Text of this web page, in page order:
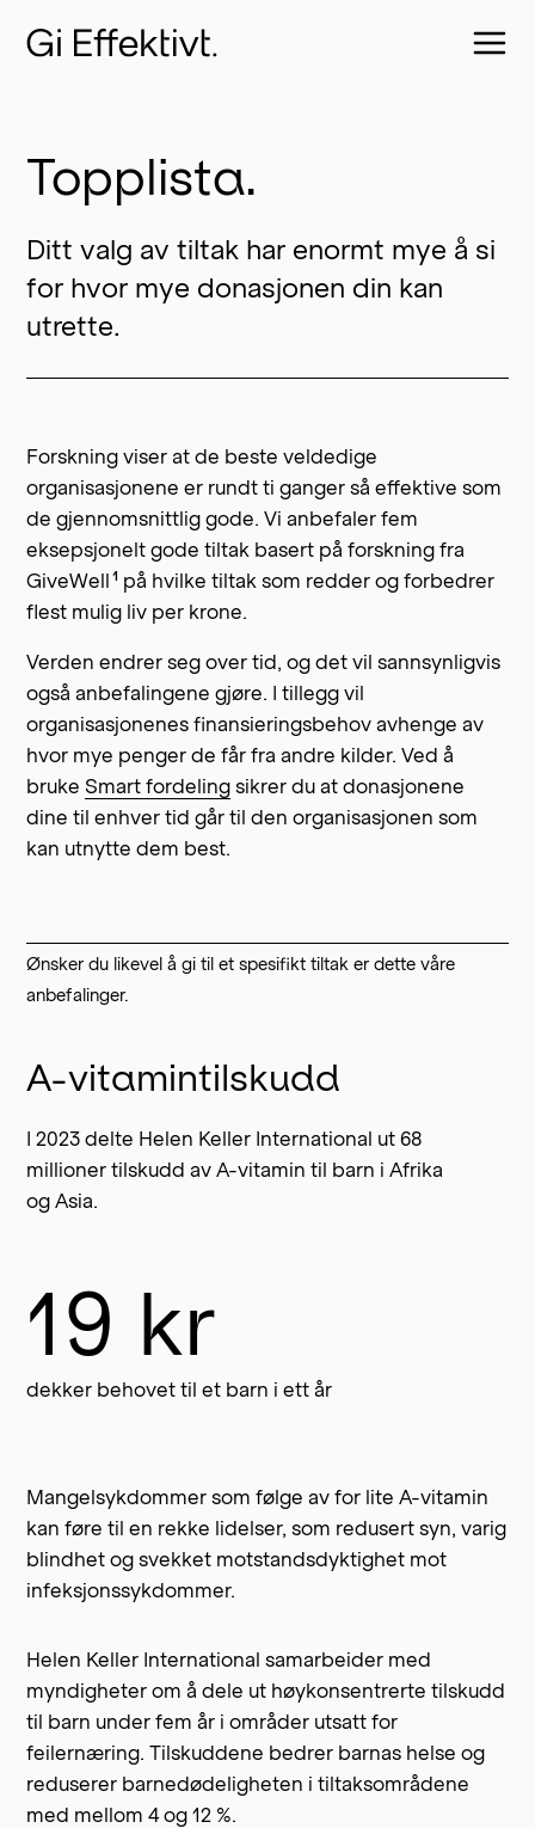
Topplista.
Ditt valg av tiltak har enormt mye å si
for hvor mye donasjonen din kan
utrette.
Forskning viser at de beste veldedige
organisasjonene er rundt ti ganger så effektive som
de gjennomsnittlig gode. Vi anbefaler fem
eksepsjonelt gode tiltak basert på forskning fra
GiveWell 1 på hvilke tiltak som redder og forbedrer
flest mulig liv per krone.
Verden endrer seg over tid, og det vil sannsynligvis
også anbefalingene gjøre. I tillegg vil
organisasjonenes finansieringsbehov avhenge av
hvor mye penger de får fra andre kilder. Ved å
bruke Smart fordeling sikrer du at donasjonene
dine til enhver tid går til den organisasjonen som
kan utnytte dem best.
Ønsker du likevel å gi til et spesifikt tiltak er dette våre
anbefalinger.
A-vitamintilskudd
I 2023 delte Helen Keller International ut 68
millioner tilskudd av A-vitamin til barn i Afrika
og Asia.
19 kr
dekker behovet til et barn i ett år
Mangelsykdommer som følge av for lite A-vitamin
kan føre til en rekke lidelser, som redusert syn, varig
blindhet og svekket motstandsdyktighet mot
infeksjonssykdommer.
Helen Keller International samarbeider med
myndigheter om å dele ut høykonsentrerte tilskudd
til barn under fem år i områder utsatt for
feilernæring. Tilskuddene bedrer barnas helse og
reduserer barnedødeligheten i tiltaksområdene
med mellom 4 og 12 %.